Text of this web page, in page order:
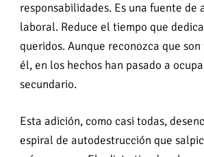
responsabilidades. Es una fuente de
laboral. Reduce el tiempo que
queridos. Aunque reconozca que
él, en los hechos han pasado a
secundario.
Esta adición, como casi todas,
espiral de autodestrucción que